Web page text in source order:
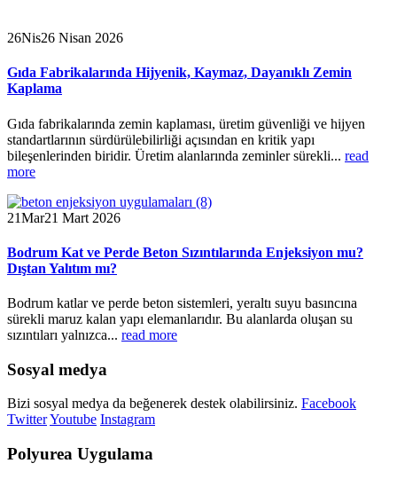
26Nis26 Nisan 2026
Gıda Fabrikalarında Hijyenik, Kaymaz, Dayanıklı Zemin
Kaplama
Gıda fabrikalarında zemin kaplaması, üretim güvenliği ve hijyen
standartlarının sürdürülebilirliği açısından en kritik yapı
bileşenlerinden biridir. Üretim alanlarında zeminler sürekli... read
more
21Mar21 Mart 2026
Bodrum Kat ve Perde Beton Sızıntılarında Enjeksiyon mu?
Dıştan Yalıtım mı?
Bodrum katlar ve perde beton sistemleri, yeraltı suyu basıncına
sürekli maruz kalan yapı elemanlarıdır. Bu alanlarda oluşan su
sızıntıları yalnızca... read more
Sosyal medya
Bizi sosyal medya da beğenerek destek olabilirsiniz. Facebook
TwitterYoutube Instagram
Polyurea Uygulama